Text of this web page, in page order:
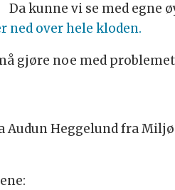
Da kunne vi se med egne
ned over hele kloden.
gjøre noe med
Audun Heggelund fra